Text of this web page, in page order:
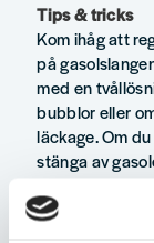
Tips & tricks
Kom ihåg att
på
med en
bubblor eller
läckage. Om
stänga av
Kontrollera
grenrör är tät.